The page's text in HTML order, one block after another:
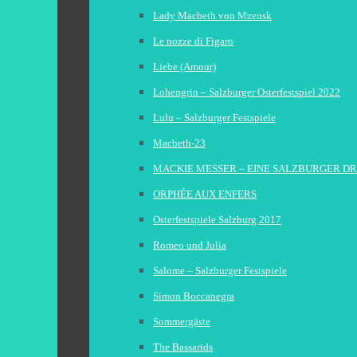
Lady Macbeth von Mzensk
Le nozze di Figaro
Liebe (Amour)
Lohengrin – Salzburger Osterfestspiel 2022
Lulu – Salzburger Festspiele
Macbeth-23
MACKIE MESSER – EINE SALZBURGER
ORPHÉE AUX ENFERS
Osterfestspiele Salzburg 2017
Romeo und Julia
Salome – Salzburger Festspiele
Simon Boccanegra
Sommergäste
The Bassarids